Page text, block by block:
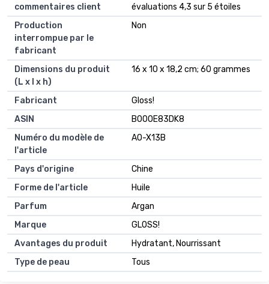
commentaires client
évaluations 4,3 sur 5 étoiles
Production
interrompue par le
fabricant
Non
Dimensions du produit
(L x l x h)
16 x 10 x 18,2 cm; 60 grammes
Fabricant
Gloss!
ASIN
B00OE83DK8
Numéro du modèle de
l'article
AO-X13B
Pays d'origine
Chine
Forme de l'article
Huile
Parfum
Argan
Marque
GLOSS!
Avantages du produit
Hydratant, Nourrissant
Type de peau
Tous